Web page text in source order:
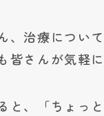
、治療につい
皆さんが気軽
と、「ちょっ